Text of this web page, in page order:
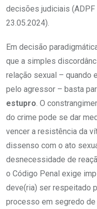
decisões judiciais (ADPF
23.05.2024).
Em decisão
que a simples
relação sexual – quando
pelo agressor – basta
estupro. O
do crime pode se dar
vencer a resistência da
dissenso com o ato
desnecessidade de
o Código Penal exige
deve(ria) ser respeitado
processo em segredo de